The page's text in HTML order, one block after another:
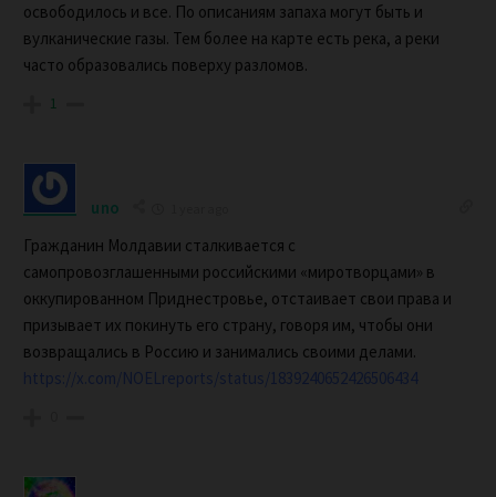
освободилось и все. По описаниям запаха могут быть и
вулканические газы. Тем более на карте есть река, а реки
часто образовались поверху разломов.
1
uno
Гражданин Молдавии сталкивается с
самопровозглашенными российскими «миротворцами» в
оккупированном Приднестровье, отстаивает свои права и
призывает их покинуть его страну, говоря им, чтобы они
возвращались в Россию и занимались своими делами.
https://x.com/NOELreports/status/1839240652426506434